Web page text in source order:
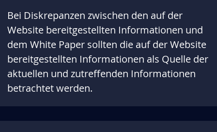
Bei Diskrepanzen zwischen den auf der
Website bereitgestellten Informationen und
dem White Paper sollten die auf der Website
bereitgestellten Informationen als Quelle der
aktuellen und zutreffenden Informationen
betrachtet werden.